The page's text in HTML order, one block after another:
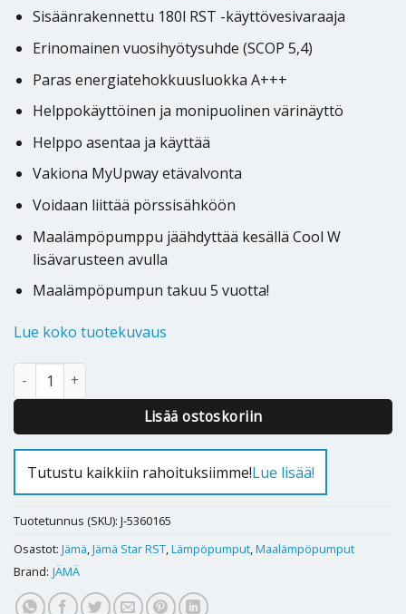
Sisäänrakennettu 180l RST -käyttövesivaraaja
Erinomainen vuosihyötysuhde (SCOP 5,4)
Paras energiatehokkuusluokka A+++
Helppokäyttöinen ja monipuolinen värinäyttö
Helppo asentaa ja käyttää
Vakiona MyUpway etävalvonta
Voidaan liittää pörssisähköön
Maalämpöpumppu jäähdyttää kesällä Cool W
lisävarusteen avulla
Maalämpöpumpun takuu 5 vuotta!
Lue koko tuotekuvaus
Maalämpöpumppu Jämä Star RST Inventer 4-16 kW määrä
Lisää ostoskoriin
Alternative:
Tutustu kaikkiin rahoituksiimme!Lue lisää!
Tuotetunnus (SKU): J-5360165
Osastot: Jämä,Jämä Star RST,Lämpöpumput,Maalämpöpumput
Brand: JÄMÄ